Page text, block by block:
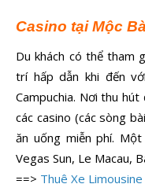
Casino tại Mộc
Du khách có thể tham
trí hấp dẫn khi đến với
Campuchia. Nơi thu
các casino (các sòng
ăn uống miễn phí.
Vegas Sun, Le Macau,
==> Thuê Xe